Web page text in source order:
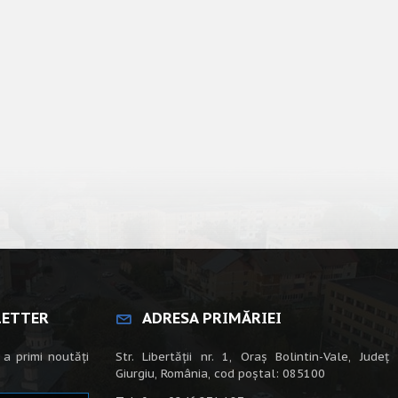
primi noutăți
ADRESA PRIMĂRIEI
Str. Libertății nr. 1, Oraș Bolintin-Vale, Județ
Giurgiu, România, cod poștal: 085100